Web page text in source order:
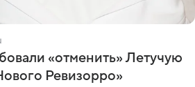
«отменить» Летучую
Ревизорро»